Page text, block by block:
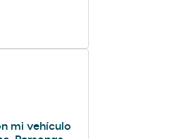
mi vehículo